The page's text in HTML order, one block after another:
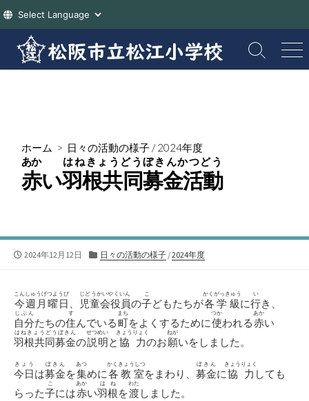
テ
検
索
メ
ニ
ホーム > 日々の活動の様子 /2024年度
赤
あか
い羽根共同募金活動
はねきょうどうぼきんかつどう
公
2024年12月12日
カ
リ
ー
日々の活動の様子/2024年度
今週月曜日
こんしゅうげつようび
、 児童会役員
じどうかいやくいん
の子
こ
どもたちが各学級
かくがっきゅう
に行
い
き、
自分
じぶん
たちの住
す
んでいる町
まち
をよくするために使
つか
われる赤
あか
い
羽根共同募金
はねきょうどうぼきん
の説明
せつめい
と 協力
きょうりょく
のお願
ねが
いをしました。
今日
きょう
は募金
ぼきん
を集
あつ
めに各教室
かくきょうしつ
をまわり、 募金
ぼきん
に協力
きょうりょく
しても
らった子
こ
には赤
あか
い羽根
はね
を渡
わた
しました。